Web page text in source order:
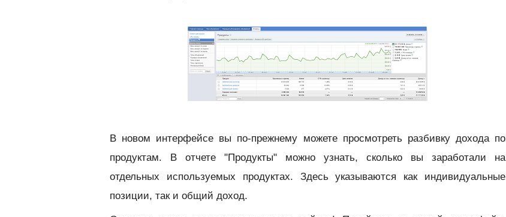
В новом интерфейсе вы по-прежнему можете просмотреть разбивку дохода по
продуктам. В отчете "Продукты" можно узнать, сколько вы заработали на
отдельных используемых продуктах. Здесь указываются как индивидуальные
позиции, так и общий доход.